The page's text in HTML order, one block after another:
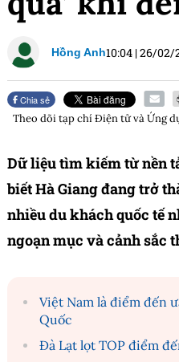
Hồng Anh10:04 |26/02/
Chia sẻ
Theo dõi tạp chíĐiện tử và Ứng
Dữ liệu tìm kiếm từ nền
biết Hà Giang đang trở
nhiều du khách quốc tế
ngoạn mục và cảnh sắc
Việt Nam là điểm đến
Quốc
Đà Lạt lọt TOP điểm